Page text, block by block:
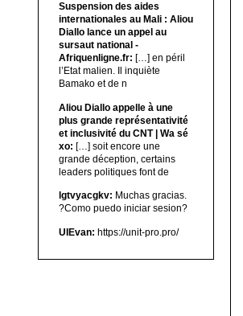
Suspension des aides
internationales au Mali : Aliou
Diallo lance un appel au
sursaut national -
Afriquenligne.fr: […] en péril
l’Etat malien. Il inquiète
Bamako et de n
Aliou Diallo appelle à une
plus grande représentativité
et inclusivité du CNT | Wa sé
xo: […] soit encore une
grande déception, certains
leaders politiques font de
lgtvyacgkv: Muchas gracias.
?Como puedo iniciar sesion?
UIEvan: https://unit-pro.pro/